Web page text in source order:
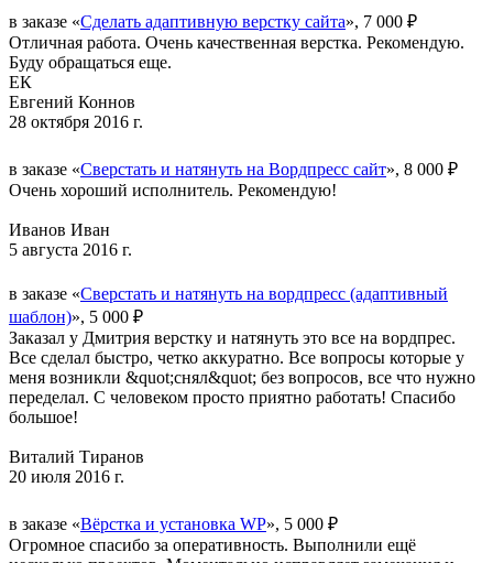
в заказе «Сделать адаптивную верстку сайта», 7 000 ₽
Отличная работа. Очень качественная верстка. Рекомендую.
Буду обращаться еще.
ЕК
Евгений Коннов
28 октября 2016 г.
в заказе «Сверстать и натянуть на Вордпресс сайт», 8 000 ₽
Очень хороший исполнитель. Рекомендую!
Иванов Иван
5 августа 2016 г.
в заказе «Сверстать и натянуть на вордпресс (адаптивный
шаблон)», 5 000 ₽
Заказал у Дмитрия верстку и натянуть это все на вордпрес.
Все сделал быстро, четко аккуратно. Все вопросы которые у
меня возникли &quot;снял&quot; без вопросов, все что нужно
переделал. С человеком просто приятно работать! Спасибо
большое!
Виталий Тиранов
20 июля 2016 г.
в заказе «Вёрстка и установка WP», 5 000 ₽
Огромное спасибо за оперативность. Выполнили ещё